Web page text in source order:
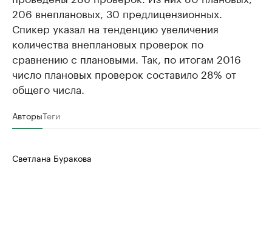
206 внеплановых, 30 предлицензионных.
Спикер указал на тенденцию увеличения
количества внеплановых проверок по
сравнению с плановыми. Так, по итогам 2016
число плановых проверок составило 28% от
общего числа.
АвторыТеги
Светлана Буракова